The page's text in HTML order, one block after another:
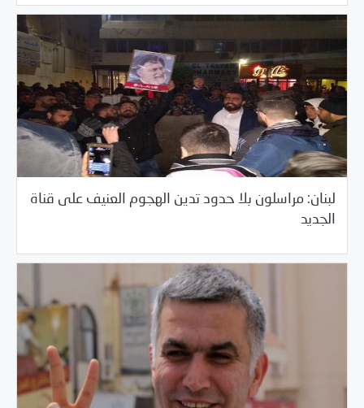
لبنان: مراسلون بلا حدود تدين الهجوم العنيف على قناة
الجديد
03/02/2017 العالم العربي/لبنان